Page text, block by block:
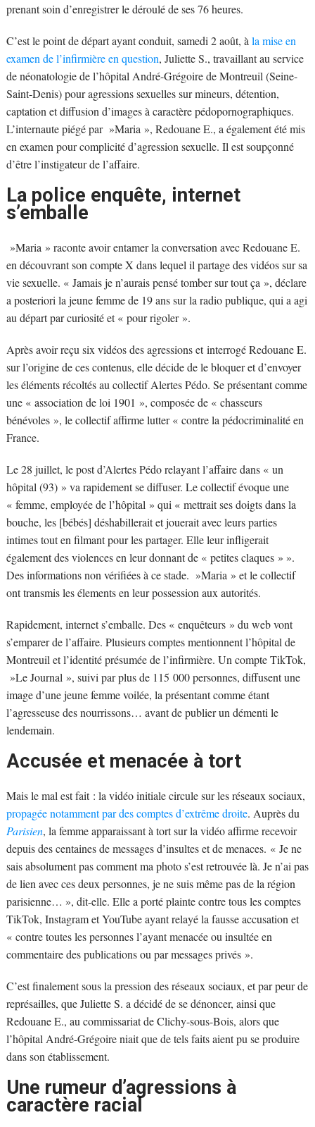
prenant soin d’enregistrer le déroulé de ses 76 heures.
C’est le point de départ ayant conduit, samedi 2 août, àla mise en
examen de l’infirmière en question, Juliette S., travaillant au service
de néonatologie de l’hôpital André-Grégoire de Montreuil (Seine-
Saint-Denis) pour agressions sexuelles sur mineurs, détention,
captation et diffusion d’images à caractère pédopornographiques.
L’internaute piégé par »Maria », Redouane E., a également été mis
en examen pour complicité d’agression sexuelle. Il est soupçonné
d’être l’instigateur de l’affaire.
La police enquête, internet
s’emballe
»Maria » raconte avoir entamer la conversation avec Redouane E.
en découvrant son compte X dans lequel il partage des vidéos sur sa
vie sexuelle. « Jamais je n’aurais pensé tomber sur tout ça », déclare
a posteriori la jeune femme de 19 ans sur la radio publique, qui a agi
au départ par curiosité et « pour rigoler ».
Après avoir reçu six vidéos des agressions et interrogé Redouane E.
sur l’origine de ces contenus, elle décide de le bloquer et d’envoyer
les éléments récoltés au collectif Alertes Pédo. Se présentant comme
une « association de loi 1901 », composée de « chasseurs
bénévoles », le collectif affirme lutter « contre la pédocriminalité en
France.
Le 28 juillet, le post d’Alertes Pédo relayant l’affaire dans « un
hôpital (93) » va rapidement se diffuser. Le collectif évoque une
« femme, employée de l’hôpital » qui « mettrait ses doigts dans la
bouche, les [bébés] déshabillerait et jouerait avec leurs parties
intimes tout en filmant pour les partager. Elle leur infligerait
également des violences en leur donnant de « petites claques » ».
Des informations non vérifiées à ce stade. »Maria » et le collectif
ont transmis les élements en leur possession aux autorités.
Rapidement, internet s’emballe. Des « enquêteurs » du web vont
s’emparer de l’affaire. Plusieurs comptes mentionnent l’hôpital de
Montreuil et l’identité présumée de l’infirmière. Un compte TikTok,
»Le Journal », suivi par plus de 115 000 personnes, diffusent une
image d’une jeune femme voilée, la présentant comme étant
l’agresseuse des nourrissons… avant de publier un démenti le
lendemain.
Accusée et menacée à tort
Mais le mal est fait : la vidéo initiale circule sur les réseaux sociaux,
propagée notamment par des comptes d’extrême droite. Auprès du
Parisien, la femme apparaissant à tort sur la vidéo affirme recevoir
depuis des centaines de messages d’insultes et de menaces. « Je ne
sais absolument pas comment ma photo s’est retrouvée là. Je n’ai pas
de lien avec ces deux personnes, je ne suis même pas de la région
parisienne… », dit-elle. Elle a porté plainte contre tous les comptes
TikTok, Instagram et YouTube ayant relayé la fausse accusation et
« contre toutes les personnes l’ayant menacée ou insultée en
commentaire des publications ou par messages privés ».
C’est finalement sous la pression des réseaux sociaux, et par peur de
représailles, que Juliette S. a décidé de se dénoncer, ainsi que
Redouane E., au commissariat de Clichy-sous-Bois, alors que
l’hôpital André-Grégoire niait que de tels faits aient pu se produire
dans son établissement.
Une rumeur d’agressions à
caractère racial